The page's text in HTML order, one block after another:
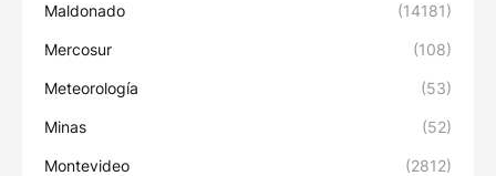
Maldonado (14181)
Mercosur (108)
Meteorología (53)
Minas (52)
Montevideo (2812)